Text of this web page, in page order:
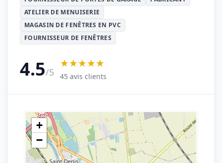
ATELIER DE MENUISERIE
MAGASIN DE FENÊTRES EN PVC
FOURNISSEUR DE FENÊTRES
4.5/5
★★★★★
45 avis clients
+
−